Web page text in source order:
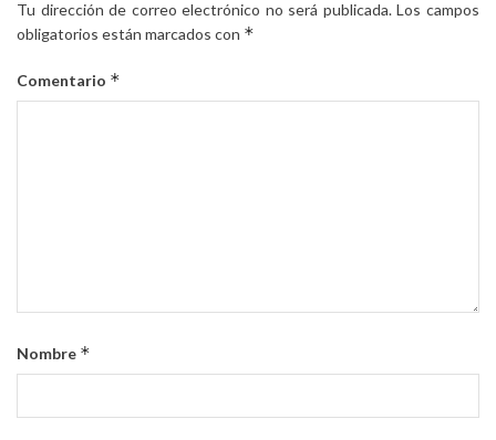
Tu dirección de correo electrónico no será publicada. Los campos
obligatorios están marcados con *
Comentario *
Nombre *